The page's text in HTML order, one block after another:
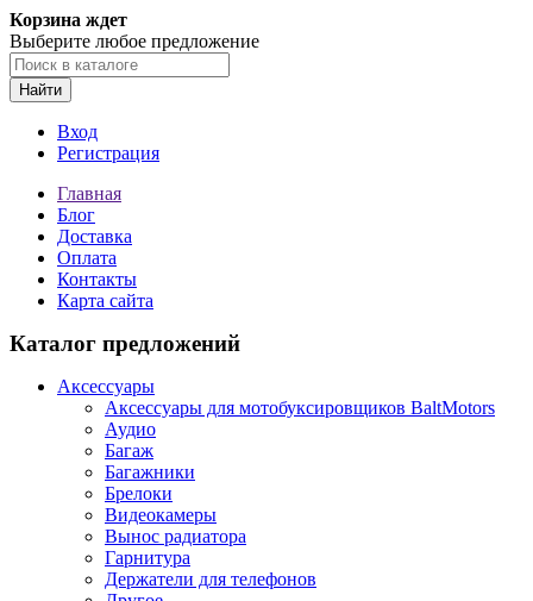
Корзина ждет
Выберите любое предложение
Найти
Вход
Регистрация
Главная
Блог
Доставка
Оплата
Контакты
Карта сайта
Каталог предложений
Аксессуары
Аксессуары для мотобуксировщиков BaltMotors
Аудио
Багаж
Багажники
Брелоки
Видеокамеры
Вынос радиатора
Гарнитура
Держатели для телефонов